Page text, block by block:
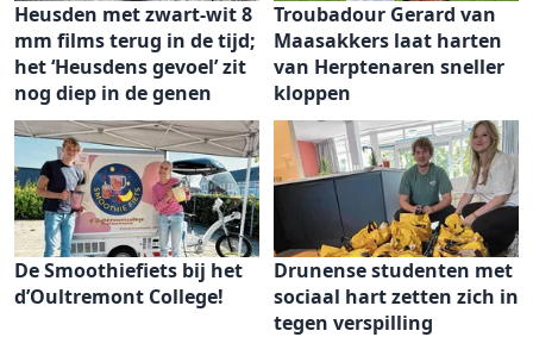
Heusden met zwart-wit 8
mm films terug in de tijd;
het ‘Heusdens gevoel’ zit
nog diep in de genen
Troubadour Gerard van
Maasakkers laat harten
van Herptenaren sneller
kloppen
De Smoothiefiets bij het
d’Oultremont College!
Drunense studenten met
sociaal hart zetten zich in
tegen verspilling